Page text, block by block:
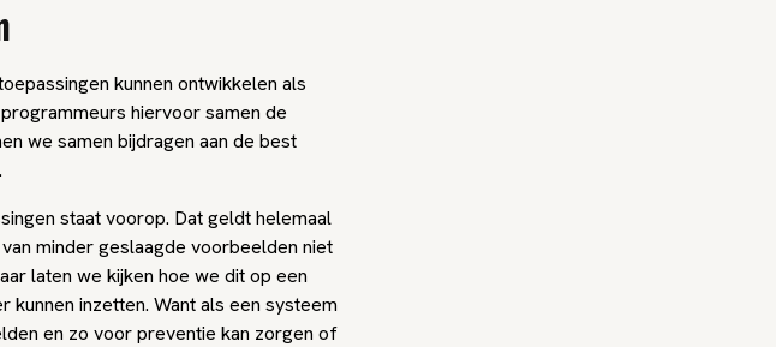
kunnen ontwikkelen als
hiervoor samen de
we samen bijdragen aan de best
staat voorop. Dat geldt helemaal
minder geslaagde voorbeelden niet
laten we kijken hoe we dit op een
inzetten. Want als een systeem
en zo voor preventie kan zorgen of